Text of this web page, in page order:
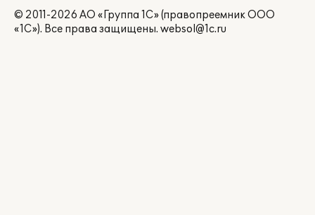
© 2011-2026 АО «Группа 1С» (правопреемник ООО
«1С»). Все права защищены. websol@1c.ru